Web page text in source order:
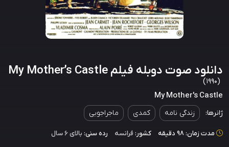
دانلود صوت دوبله فیلم My Mother’s Castle
(1990)
My Mother's Castle
ژانرها: زندگی نامه کمدی ماجراجویی
مدت زمان: 98 دقیقه کشور: فرانسه رده سنی: بالای ۶ سال